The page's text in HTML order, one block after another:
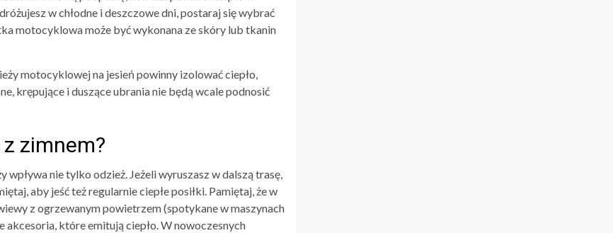
w chłodne i deszczowe dni, postaraj się wybrać
motocyklowa może być wykonana ze skóry lub tkanin
motocyklowej na jesień powinny izolować ciepło,
krępujące i duszące ubrania nie będą wcale podnosić
zimnem?
nie tylko odzież. Jeżeli wyruszasz w dalszą trasę,
aby jeść też regularnie ciepłe posiłki. Pamiętaj, że w
z ogrzewanym powietrzem (spotykane w maszynach
akcesoria, które emitują ciepło. W nowoczesnych